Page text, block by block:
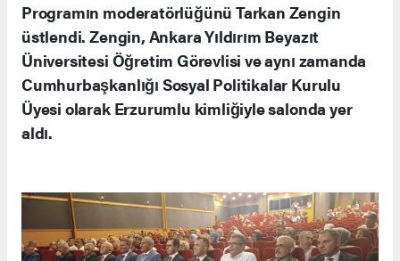
Programın moderatörlüğünü Tarkan Zengin
üstlendi. Zengin, Ankara Yıldırım Beyazıt
Üniversitesi Öğretim Görevlisi ve aynı zamanda
Cumhurbaşkanlığı Sosyal Politikalar Kurulu
Üyesi olarak Erzurumlu kimliğiyle salonda yer
aldı.